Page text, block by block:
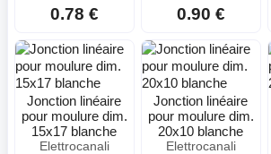
0.78 € 0.90 €
Jonction linéaire
pour moulure dim.
15x17 blanche
Elettrocanali
Jonction linéaire
pour moulure dim.
20x10 blanche
Elettrocanali